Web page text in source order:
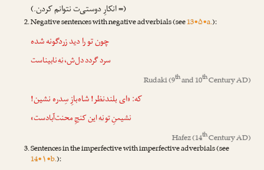
(= انکارِ دوستی‌ت نتوانم کردن.)
Negative sentences with negative adverbials (see13•۵•a.):
چون تو را دید زردگونه شده
سرد گردد دل‌ش،نهنابیناست
Rudaki(9thand 10thCentury AD)
که: «ای بلندنظر! شاه‌بازِ سِدره نشین!
نشیمنِ تونهاین کنجِ محنت‌آبادست»
Hafez(14thCentury AD)
Sentences in the imperfective with imperfective adverbials (see
14•۱•b.):